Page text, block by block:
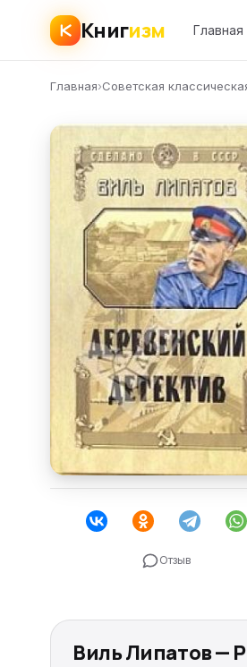
Книгизм Главная
Главная›Советская
Отзыв
Виль Липатов —